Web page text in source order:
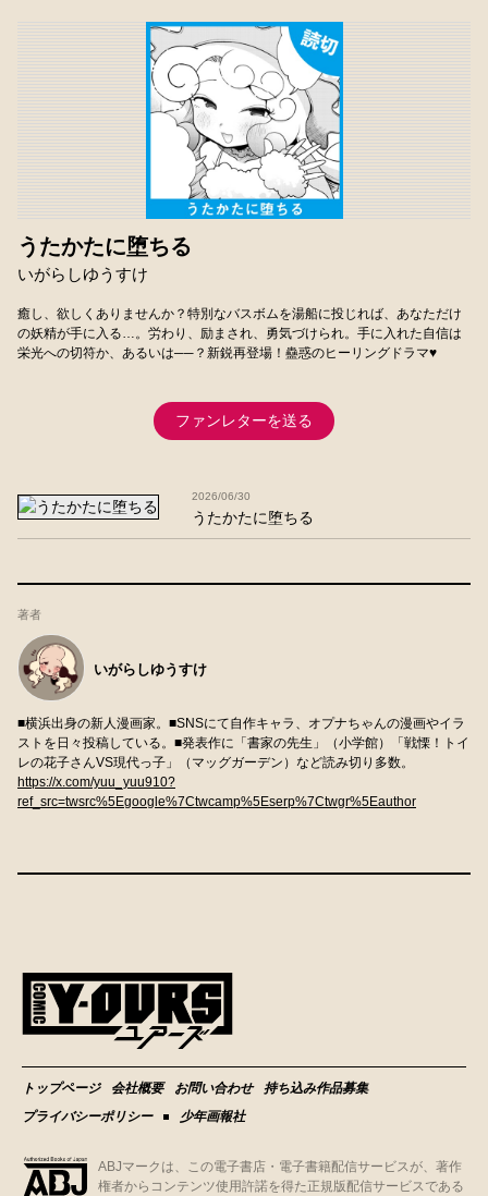
うたかたに堕ちる
いがらしゆうすけ
癒し、欲しくありませんか？特別なバスボムを湯船に投じれば、あなただけ
の妖精が手に入る…。労わり、励まされ、勇気づけられ。手に入れた自信は
栄光への切符か、あるいは──？新鋭再登場！蠱惑のヒーリングドラマ♥
ファンレターを送る
2026/06/30
うたかたに堕ちる
著者
いがらしゆうすけ
■横浜出身の新人漫画家。■SNSにて自作キャラ、オプナちゃんの漫画やイラ
ストを日々投稿している。■発表作に「書家の先生」（小学館）「戦慄！トイ
レの花子さんVS現代っ子」（マッグガーデン）など読み切り多数。
https://x.com/yuu_yuu910?
ref_src=twsrc%5Egoogle%7Ctwcamp%5Eserp%7Ctwgr%5Eauthor
トップページ 会社概要 お問い合わせ
持ち込み作品募集
プライバシーポリシー
少年画報社
ABJマークは、この電子書店・電子書籍配信サービスが、著作
権者からコンテンツ使用許諾を得た正規版配信サービスである